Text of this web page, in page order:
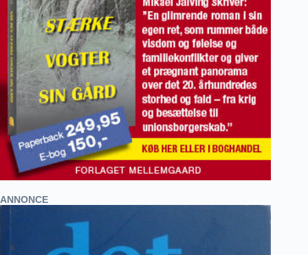
ANNONCE